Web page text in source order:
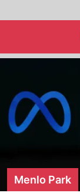
Menlo Park